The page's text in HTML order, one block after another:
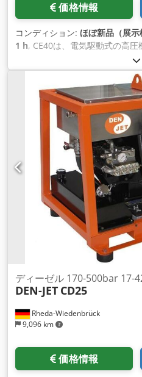
価格情報
コンディション: ほぼ新品（展示
1 h, CE40は、電気駆動式の高
2000bar、流量9～160l/minに
溶融 亜鉛メッキされたシートメ
レス製の全周サイドフレーム
キングブレーキ付きの 大 きな
定した駐機が可能です。リフテ
輸送が容易になります。似てい
Falch、Hammelmann、Kamat
Uraca、Womaなど。 利用可
CE40-100-160 CE40-160-100
CE40-550-30 CE40-700-23
1250-13 CE40-1380-12 CE40-
ートおよびご要望に応じてご確
す。 ----- 駆動モーターの出力
33kW（60Hz） ボルト：
57A(50Hz)-57A(60Hz) 寸法：
重量：650kg Dkjdpfxehga Irs
Rheda-Wiedenbrück
9,096 km
ディーゼル 170-500bar 17-
DEN-JET CD25
価格情報